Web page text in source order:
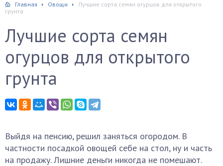
Главная Овощи
Лучшие сорта семян огурцов для открытого
грунта
Лучшие сорта семян
огурцов для открытого
грунта
Выйдя на пенсию, решил заняться огородом. В
частности посадкой овощей себе на стол, ну и часть
на продажу. Лишние деньги никогда не помешают.